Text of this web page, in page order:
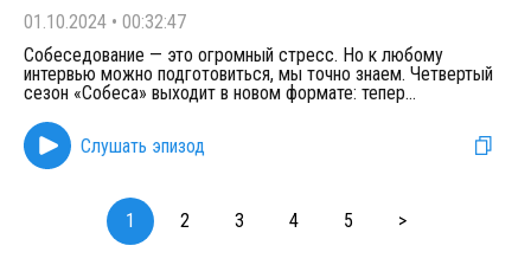
01.10.2024 • 00:32:47
Собеседование — это огромный стресс. Но к любому
интервью можно подготовиться, мы точно знаем. Четвертый
сезон «Собеса» выходит в новом формате: тепер...
Слушать эпизод
1 2 3 4 5 >